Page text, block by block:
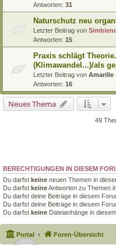
Antworten: 31
Naturschutz neu
Letzter Beitrag von
Antworten: 15
Praxis schlägt
(Klimawandel...)/als
Letzter Beitrag von Amarille
Antworten: 16
Neues Thema
49
BERECHTIGUNGEN IN DIESEM
Du darfst keine neuen Themen in
Du darfst keineAntworten zu Themen
Du darfst deine Beiträge in diesem
Du darfst deine Beiträge in diesem
Du darfst keine Dateianhänge in
Portal Foren-Übersicht